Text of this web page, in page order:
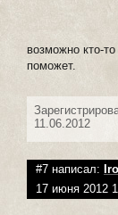
возможно кто-
поможет.
11.06.2012
#7 написал:
17 июня 2012